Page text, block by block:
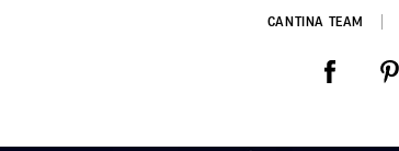
CANTINA TEAM